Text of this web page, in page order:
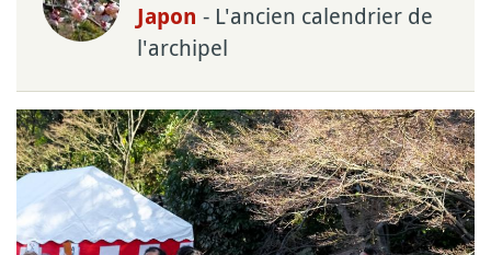
Japon - L'ancien calendrier de
l'archipel